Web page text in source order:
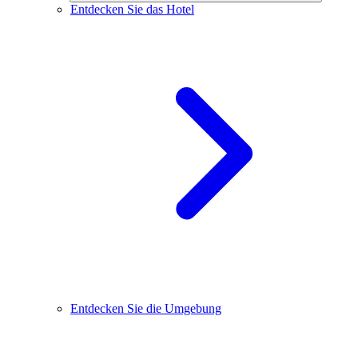
Entdecken Sie das Hotel
Entdecken Sie die Umgebung